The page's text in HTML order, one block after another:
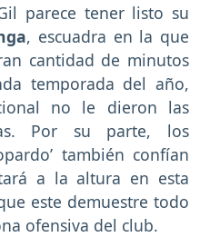
parece tener listo su
, escuadra en la que
cantidad de minutos
temporada del año,
no le dieron las
Por su parte, los
también confían
a la altura en esta
este demuestre todo
ofensiva del club.